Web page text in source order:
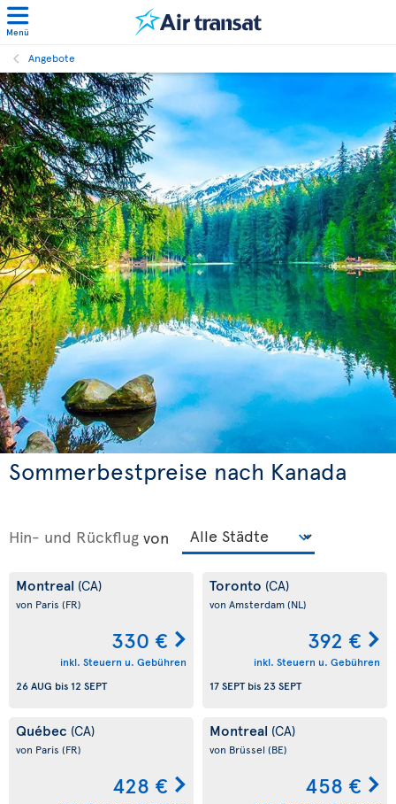
Menü
Angebote
Sommerbestpreise nach Kanada
Hin- und Rückflug von
Montreal (CA)
von Paris (FR)
330 €
inkl. Steuern u. Gebühren
26 AUG bis 12 SEPT
Toronto (CA)
von Amsterdam(NL)
392 €
inkl. Steuern u. Gebühren
17 SEPTbis23 SEPT
Québec (CA)
von Paris (FR)
428 €
Montreal (CA)
von Brüssel (BE)
458 €